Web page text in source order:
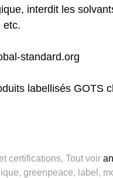
interdit les
etc.
standard.org
labellisés GOTS
certifications, Tout voir
, greenpeace, label ,